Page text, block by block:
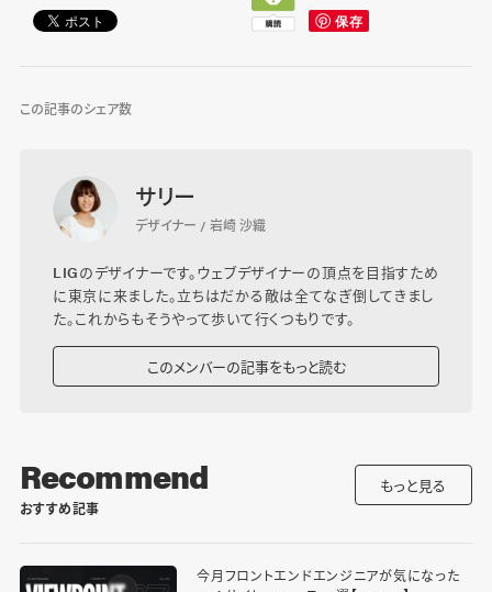
この記事のシェア数
サリー
デザイナー / 岩崎 沙織
LIGのデザイナーです。ウェブデザイナーの頂点を目指すため
に東京に来ました。立ちはだかる敵は全てなぎ倒してきまし
た。これからもそうやって歩いて行くつもりです。
このメンバーの記事をもっと読む
Recommend
おすすめ記事
もっと見る
今月フロントエンドエンジニアが気になった